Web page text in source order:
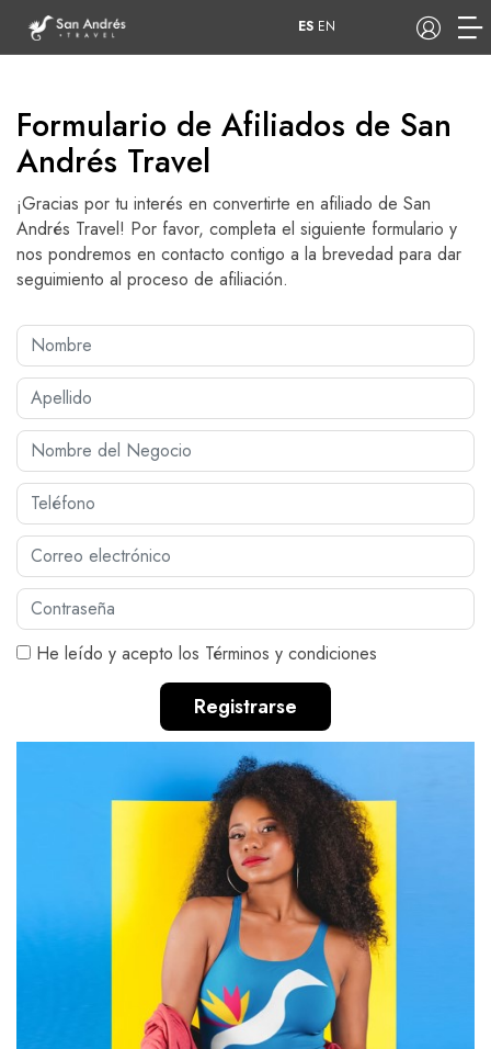
Tours Apartamentos
Hoteles Barcos
Guía de turismo Nosotros
Paquetes Planes
WhatsApp Llamar
ES EN
Formulario de Afiliados de San
Andrés Travel
¡Gracias por tu interés en convertirte en afiliado de San
Andrés Travel! Por favor, completa el siguiente formulario y
nos pondremos en contacto contigo a la brevedad para dar
seguimiento al proceso de afiliación.
He leído y acepto los Términos y condiciones
Registrarse